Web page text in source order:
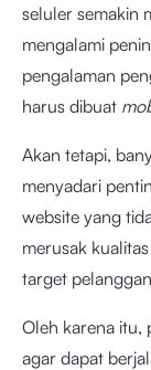
seluler semakin
mengalami
pengalaman
harus dibuat
Akan tetapi,
menyadari
website yang
merusak
target
Oleh karena itu,
agar dapat